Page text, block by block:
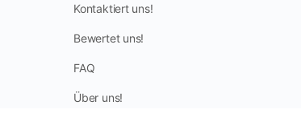
Kontaktiert uns!
Bewertet uns!
FAQ
Über uns!